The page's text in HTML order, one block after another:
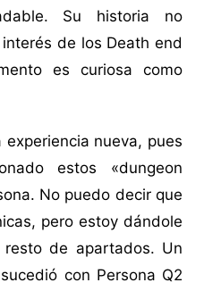
Su historia no
de los Death end
es curiosa como
nueva, pues
estos «dungeon
No puedo decir que
pero estoy dándole
de apartados. Un
con Persona Q2